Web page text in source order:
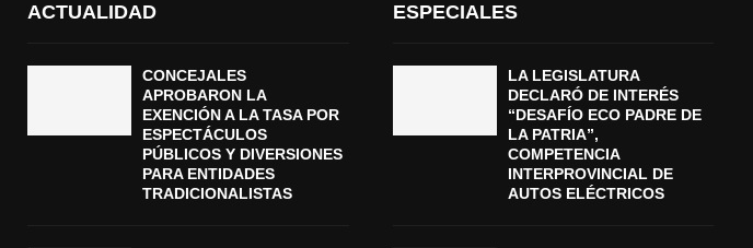
ACTUALIDAD
CONCEJALES
APROBARON LA
EXENCIÓN A LA TASA POR
ESPECTÁCULOS
PÚBLICOS Y DIVERSIONES
PARA ENTIDADES
TRADICIONALISTAS
ESPECIALES
LA LEGISLATURA
DECLARÓ DE INTERÉS
“DESAFÍO ECO PADRE DE
LA PATRIA”,
COMPETENCIA
INTERPROVINCIAL DE
AUTOS ELÉCTRICOS